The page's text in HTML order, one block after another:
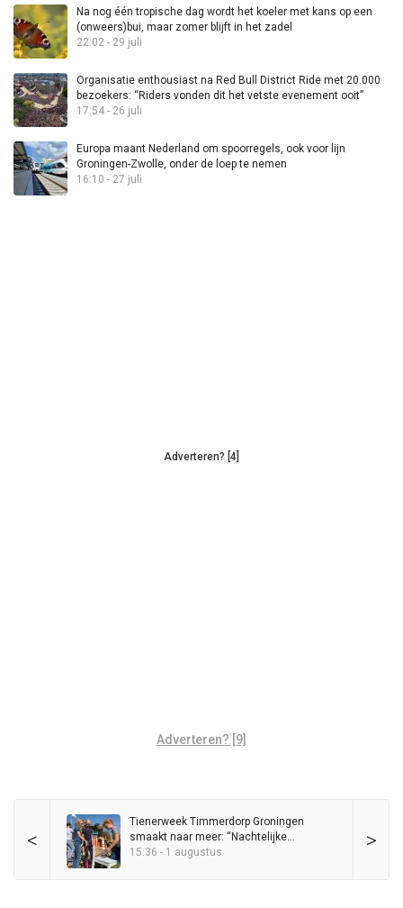
Na nog één tropische dag wordt het koeler met kans op een
(onweers)bui, maar zomer blijft in het zadel
22:02 - 29 juli
Organisatie enthousiast na Red Bull District Ride met 20.000
bezoekers: “Riders vonden dit het vetste evenement ooit”
17:54 - 26 juli
Europa maant Nederland om spoorregels, ook voor lijn
Groningen-Zwolle, onder de loep te nemen
16:10 - 27 juli
Adverteren? [4]
Adverteren? [9]
< >
Tienerweek Timmerdorp Groningen
smaakt naar meer: “Nachtelijke
spooknacht en zelf koken”
15:36 - 1 augustus